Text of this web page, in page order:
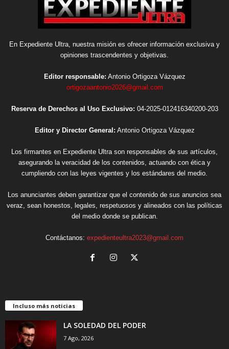
En Expediente Ultra, nuestra misión es ofrecer información exclusiva y
opiniones trascendentes y objetivas.
Editor responsable: Antonio Ortigoza Vázquez
ortigozaantonio2026@gmail.com
Reserva de Derechos al Uso Exclusivo: 04-2025-012416340200-203
Editor y Director General: Antonio Ortigoza Vázquez
Los firmantes en Expediente Ultra son responsables de sus artículos,
asegurando la veracidad de los contenidos, actuando con ética y
cumpliendo con las leyes vigentes y los estándares del medio.
Los anunciantes deben garantizar que el contenido de sus anuncios sea
veraz, sean honestos, legales, respetuosos y alineados con las políticas
del medio donde se publican.
Contáctanos: expedienteultra2023@gmail.com
Incluso más noticias
LA SOLEDAD DEL PODER
7 Ago, 2026